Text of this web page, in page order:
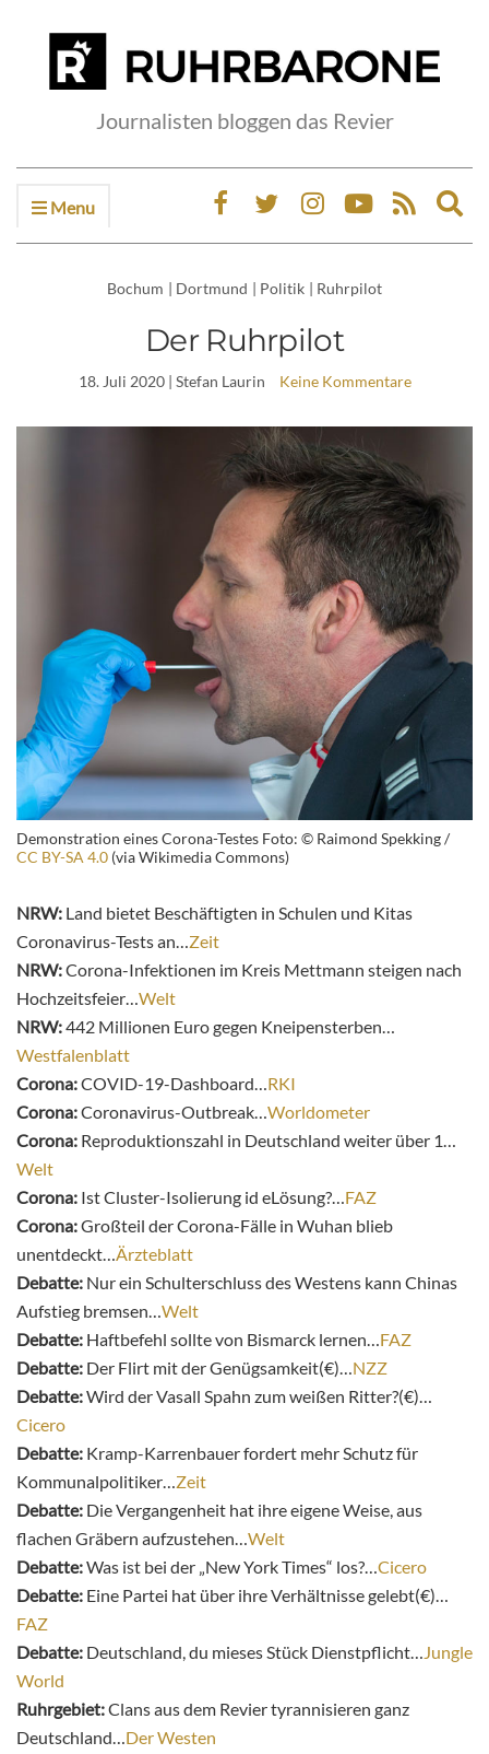
Journalisten bloggen das Revier
Menu
Bochum | Dortmund | Politik | Ruhrpilot
Der Ruhrpilot
18. Juli 2020| Stefan Laurin Keine Kommentare
Demonstration eines Corona-Testes Foto: © Raimond Spekking /
CC BY-SA 4.0 (via Wikimedia Commons)
NRW: Land bietet Beschäftigten in Schulen und Kitas
Coronavirus-Tests an…Zeit
NRW:Corona-Infektionen im Kreis Mettmann steigen nach
Hochzeitsfeier…Welt
NRW:442 Millionen Euro gegen Kneipensterben…
Westfalenblatt
Corona:COVID-19-Dashboard…RKI
Corona:Coronavirus-Outbreak…Worldometer
Corona: Reproduktionszahl in Deutschland weiter über 1…
Welt
Corona: Ist Cluster-Isolierung id eLösung?…FAZ
Corona:Großteil der Corona-Fälle in Wuhan blieb
unentdeckt…Ärzteblatt
Debatte: Nur ein Schulterschluss des Westens kann Chinas
Aufstieg bremsen…Welt
Debatte: Haftbefehl sollte von Bismarck lernen…FAZ
Debatte: Der Flirt mit der Genügsamkeit(€)…NZZ
Debatte:Wird der Vasall Spahn zum weißen Ritter?(€)…
Cicero
Debatte: Kramp-Karrenbauer fordert mehr Schutz für
Kommunalpolitiker…Zeit
Debatte: Die Vergangenheit hat ihre eigene Weise, aus
flachen Gräbern aufzustehen…Welt
Debatte:Was ist bei der „New York Times“ los?…Cicero
Debatte: Eine Partei hat über ihre Verhältnisse gelebt(€)…
FAZ
Debatte: Deutschland, du mieses Stück Dienstpflicht…Jungle
World
Ruhrgebiet:Clans aus dem Revier tyrannisieren ganz
Deutschland…Der Westen